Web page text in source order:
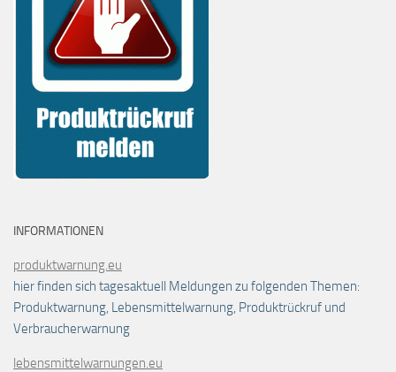
INFORMATIONEN
produktwarnung.eu
hier finden sich tagesaktuell Meldungen zu folgenden Themen:
Produktwarnung, Lebensmittelwarnung, Produktrückruf und
Verbraucherwarnung
lebensmittelwarnungen.eu